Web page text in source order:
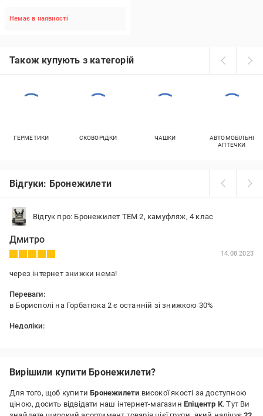
Немає в наявності
Також купують з категорій
ГЕРМЕТИКИ СКОВОРІДКИ ЧАШКИ
АВТОМОБІЛЬНІ
АПТЕЧКИ
Відгуки: Бронежилети
Відгук про: Бронежилет ТЕМ 2, камуфляж, 4 клас
Дмитро
14.08.2023
через інтернет знижки нема!
Переваги:
в Борисполі на Горбатюка 2 є останній зі знижкою 30%
Недоліки:
Вирішили купити Бронежилети?
Для того, щоб купитиБронежилети високої якості за доступною
ціною, досить відвідати наш інтернет-магазин Епіцентр К. Тут Ви